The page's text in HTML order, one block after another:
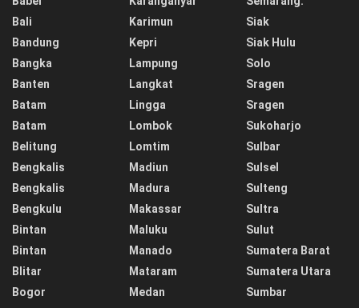
Bali
Bandung
Bangka
Banten
Batam
Batam
Belitung
Bengkalis
Bengkalis
Bengkulu
Bintan
Bintan
Blitar
Bogor
Karimun
Kepri
Lampung
Langkat
Lingga
Lombok
Lomtim
Madiun
Madura
Makassar
Maluku
Manado
Mataram
Medan
Siak
Siak Hulu
Solo
Sragen
Sragen
Sukoharjo
Sulbar
Sulsel
Sulteng
Sultra
Sulut
Sumatera Barat
Sumatera Utara
Sumbar